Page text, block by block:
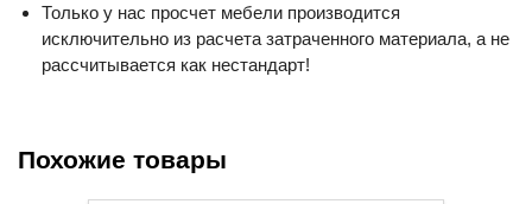
Только у нас просчет мебели производится
исключительно из расчета затраченного материала, а не
рассчитывается как нестандарт!
Похожие товары